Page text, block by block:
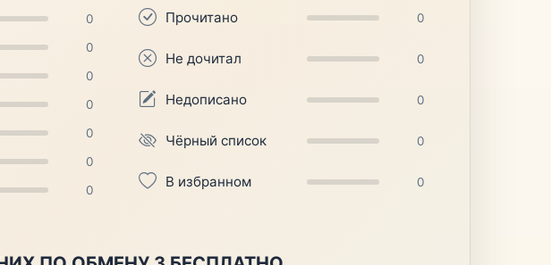
0
0
0
0
0
0
0
Прочитано 0
Не дочитал 0
Недописано 0
Чёрный список 0
В избранном 0